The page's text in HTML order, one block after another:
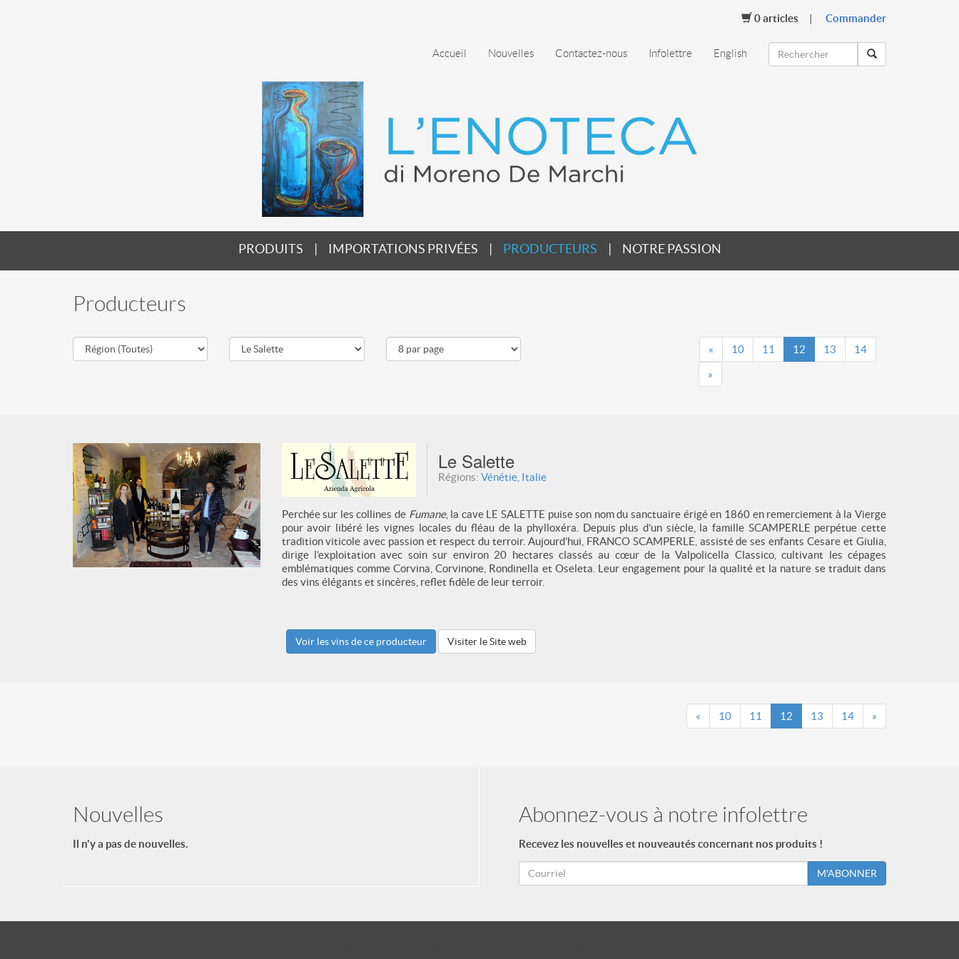
0articles Commander
Accueil Nouvelles Contactez-nous Infolettre English
PRODUITS IMPORTATIONS PRIVÉES PRODUCTEURS NOTRE PASSION
Producteurs
« 10 11 12 13 14
»
Le Salette
Régions: Vénétie, Italie
Perchée sur les collines de Fumane, la cave LE SALETTE puise son nom du sanctuaire érigé en 1860 en remerciement à la Vierge
pour avoir libéré les vignes locales du fléau de la phylloxéra. Depuis plus d’un siècle, la famille SCAMPERLE perpétue cette
tradition viticole avec passion et respect du terroir. Aujourd’hui, FRANCO SCAMPERLE, assisté de ses enfants Cesare et Giulia,
dirige l’exploitation avec soin sur environ 20 hectares classés au cœur de la Valpolicella Classico, cultivant les cépages
emblématiques comme Corvina, Corvinone, Rondinella et Oseleta. Leur engagement pour la qualité et la nature se traduit dans
des vins élégants et sincères, reflet fidèle de leur terroir.
Voir les vins de ce producteur Visiter le Site web
« 10 11 12 13 14 »
Nouvelles
Il n'y a pas de nouvelles.
Abonnez-vous à notre infolettre
Recevez les nouvelles et nouveautés concernant nos produits !
M'ABONNER